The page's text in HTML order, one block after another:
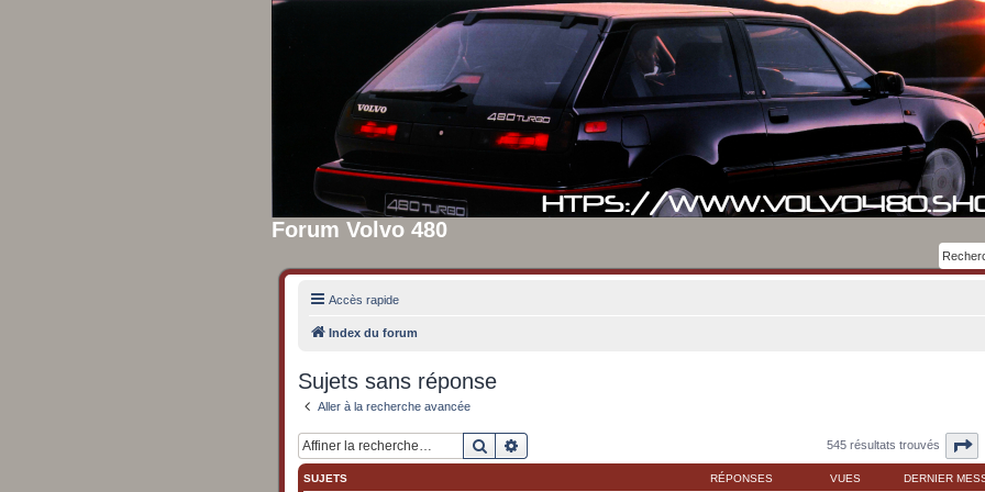
Forum Volvo 480
Accès rapide
Index du forum
Sujets sans réponse
Aller à la recherche avancée
Rechercher 545 résultats trouvés
SUJETS RÉPONSES VUES DERNIER